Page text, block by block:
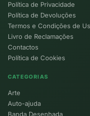
Política de Privacidade
Política de Devoluções
Termos e Condições de
Livro de Reclamações
Contactos
Política de Cookies
CATEGORIAS
Arte
Auto-ajuda
Banda Desenhada